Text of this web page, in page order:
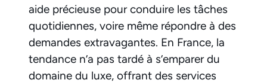
aide précieuse pour conduire les tâches
quotidiennes, voire même répondre à des
demandes extravagantes. En France, la
tendance n’a pas tardé à s’emparer du
domaine du luxe, offrant des services